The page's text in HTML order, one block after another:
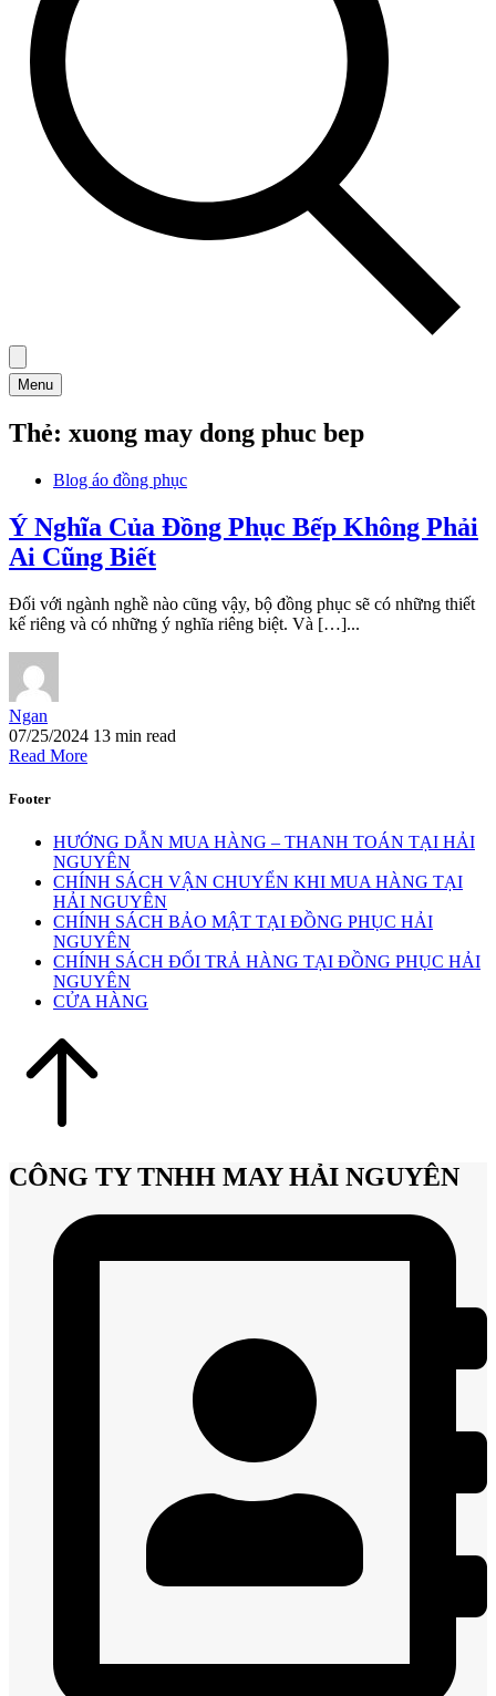
Menu
Thẻ: xuong may dong phuc bep
Blog áo đồng phục
Ý Nghĩa Của Đồng Phục Bếp Không Phải
Ai Cũng Biết
Đối với ngành nghề nào cũng vậy, bộ đồng phục sẽ có những thiết
kế riêng và có những ý nghĩa riêng biệt. Và […]...
Ngan
07/25/2024 13 min read
Read More
Footer
HƯỚNG DẪN MUA HÀNG – THANH TOÁN TẠI HẢI
NGUYÊN
CHÍNH SÁCH VẬN CHUYỂN KHI MUA HÀNG TẠI
HẢI NGUYÊN
CHÍNH SÁCH BẢO MẬT TẠI ĐỒNG PHỤC HẢI
NGUYÊN
CHÍNH SÁCH ĐỔI TRẢ HÀNG TẠI ĐỒNG PHỤC HẢI
NGUYÊN
CỬA HÀNG
CÔNG TY TNHH MAY HẢI NGUYÊN